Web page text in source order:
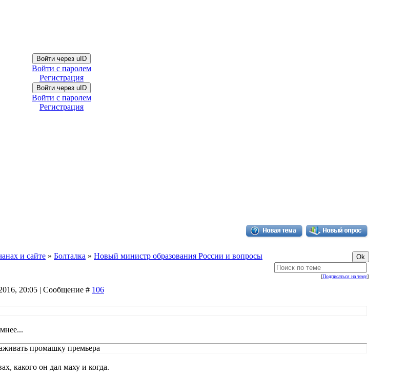
Войти через uID
Войти с паролем
Регистрация
Войти через uID
Войти с паролем
Регистрация
и сайте » Болталка » Новый министр образования России и вопросы
[Подписаться на тему]
20:05 | Сообщение # 106
промашку премьера
какого он дал маху и когда.